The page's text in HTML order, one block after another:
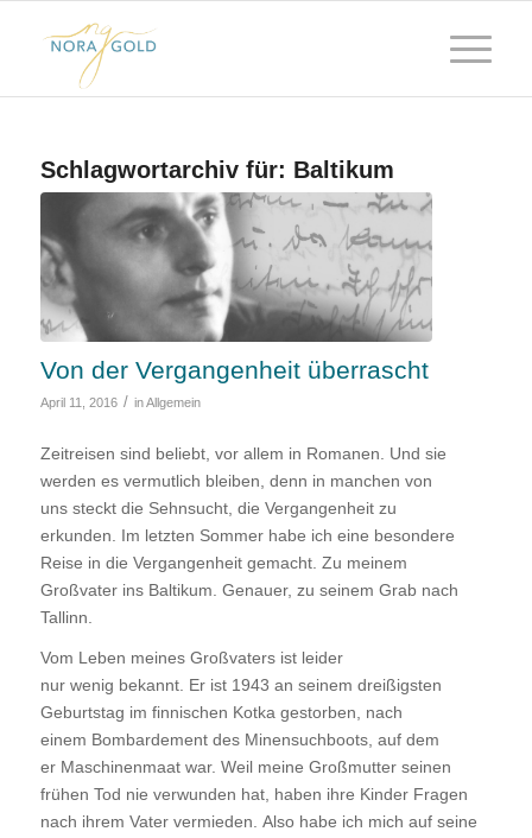
Schlagwortarchiv für: Baltikum
Von der Vergangenheit überrascht
April 11, 2016 / inAllgemein
Zeitreisen sind beliebt, vor allem in Romanen. Und sie
werden es vermutlich bleiben, denn in manchen von
uns steckt die Sehnsucht, die Vergangenheit zu
erkunden. Im letzten Sommer habe ich eine besondere
Reise in die Vergangenheit gemacht. Zu meinem
Großvater ins Baltikum. Genauer, zu seinem Grab nach
Tallinn.
Vom Leben meines Großvaters ist leider
nur wenig bekannt. Er ist 1943 an seinem dreißigsten
Geburtstag im finnischen Kotka gestorben, nach
einem Bombardement des Minensuchboots, auf dem
er Maschinenmaat war. Weil meine Großmutter seinen
frühen Tod nie verwunden hat, haben ihre Kinder Fragen
nach ihrem Vater vermieden. Also habe ich mich auf seine